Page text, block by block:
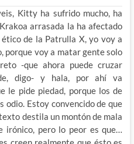
Kitty ha sufrido mucho, ha
arrasada la ha afectado
de la Patrulla X, yo voy a
porque voy a matar gente solo
-que ahora puede cruzar
digo- y hala, por ahí va
le pide piedad, porque los de
odio. Estoy convencido de que
destila un montón de mala
irónico, pero lo peor es que…